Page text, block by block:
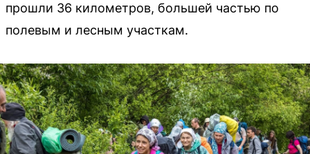
прошли 36 километров, большей частью по
полевым и лесным участкам.